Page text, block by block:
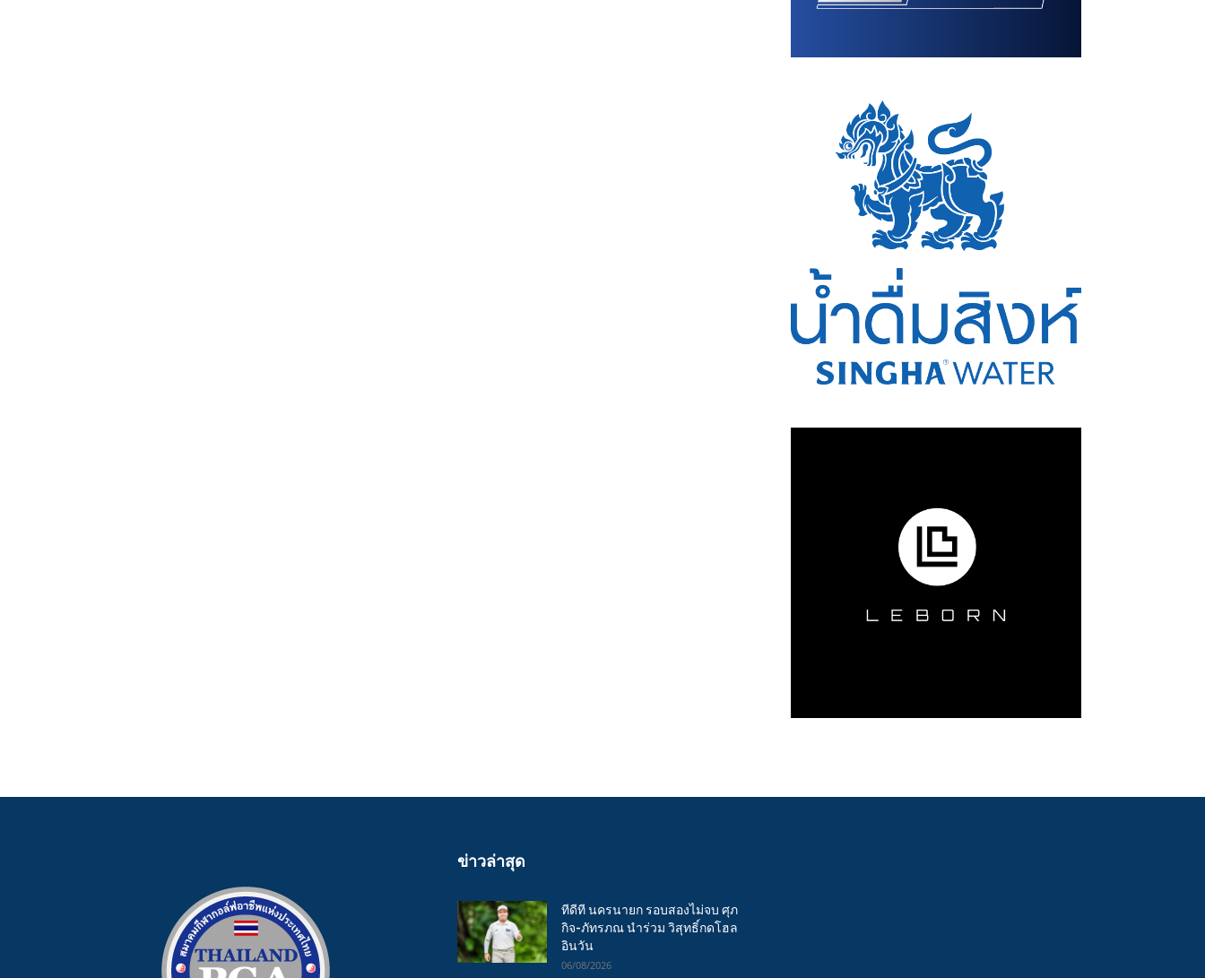
ข่าวล่าสุด
ทีดีที นครนายก รอบสองไม่จบ ศุภ
กิจ-ภัทรภณ นำร่วม วิสุทธิ์กดโฮล
อินวัน
06/08/2026